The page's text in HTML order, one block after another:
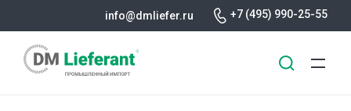
info@dmliefer.ru +7 (495) 990-25-55